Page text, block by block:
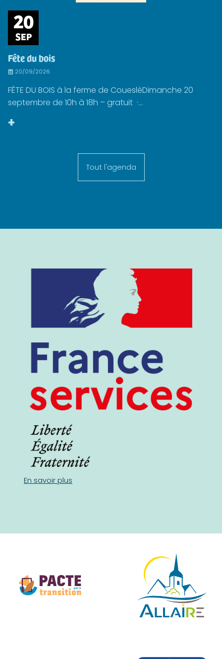
20
SEP
Fête du bois
20/09/2026
FÊTE DU BOIS à la ferme de CouesléDimanche 20
septembre de 10h à 18h – gratuit ·...
+
Tout l'agenda
En savoir plus